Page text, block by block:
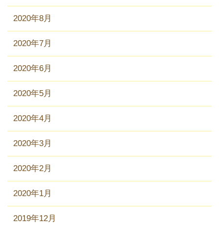
2020年8月
2020年7月
2020年6月
2020年5月
2020年4月
2020年3月
2020年2月
2020年1月
2019年12月